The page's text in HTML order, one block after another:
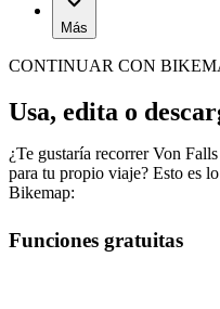
Más
CONTINUAR CON
Usa, edita o
¿Te gustaría recorrer Von
para tu propio viaje? Esto es
Bikemap:
Funciones gratuitas